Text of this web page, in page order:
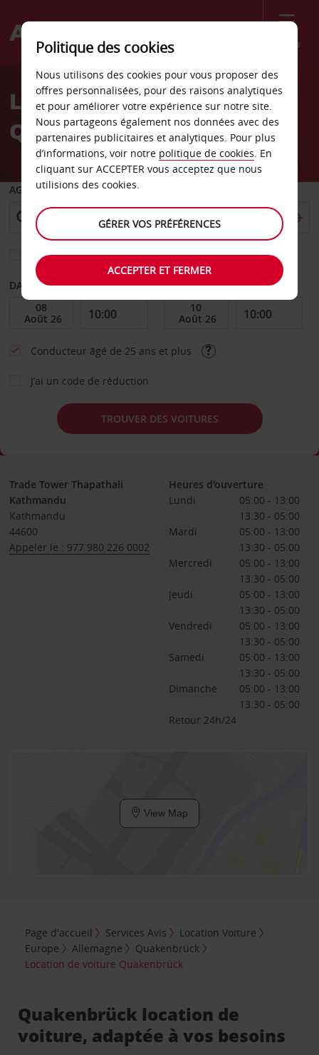
Menu
Welcome
AvisLocation de voiture
Quakenbrück
AGENCE DE DÉPART
Sélectionnez une autre agence de retour
DATE DE DÉBUT DATE DE FIN
Conducteur âgé de 25 ans et plus
J’ai un code de réduction
TROUVER DES VOITURES
Trade Tower Thapathali
Kathmandu
Kathmandu
44600
Appeler le : 977 980 226 0002
Heures d'ouverture
Lundi
05:00 - 13:00
13:30 - 05:00
Mardi
05:00 - 13:00
13:30 - 05:00
Mercredi
05:00 - 13:00
13:30 - 05:00
Jeudi
05:00 - 13:00
13:30 - 05:00
Vendredi
05:00 - 13:00
13:30 - 05:00
Samedi
05:00 - 13:00
13:30 - 05:00
Dimanche
05:00 - 13:00
13:30 - 05:00
Retour 24h/24
View Map
Page d'accueil Services Avis
Location Voiture
Europe
Allemagne
Quakenbrück
Location de voiture Quakenbrück
Quakenbrück location de
voiture, adaptée à vos besoins
Politique des cookies
Nous utilisons des cookies pour vous proposer des
offres personnalisées, pour des raisons analytiques
et pour améliorer votre expérience sur notre site.
Nous partageons également nos données avec des
partenaires publicitaires et analytiques. Pour plus
d’informations, voir notre politique de cookies. En
cliquant sur ACCEPTER vous acceptez que nous
utilisions des cookies.
GÉRER VOS PRÉFÉRENCES
ACCEPTER ET FERMER